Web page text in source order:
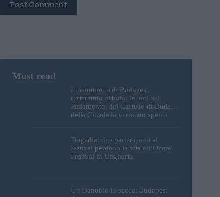
Post Comment
I monumenti di Budapest
resteranno al buio: le luci del
Parlamento, del Castello di Buda e
della Cittadella verranno spente
Tragedia: due partecipanti al
festival perdono la vita all’Ozora
Festival in Ungheria
Un Danubio in secca: Budapest